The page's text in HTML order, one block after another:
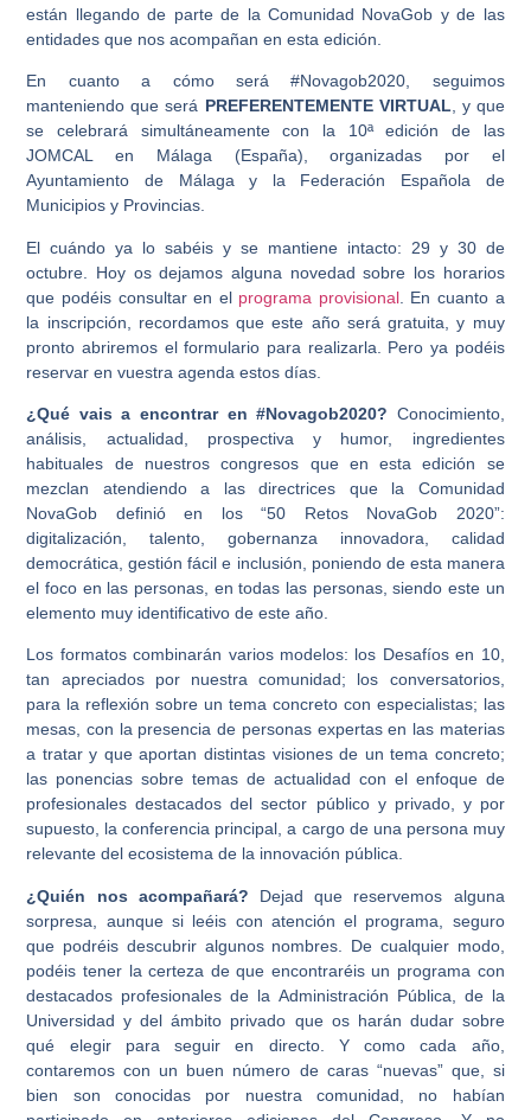
están llegando de parte de la Comunidad NovaGob y de las
entidades que nos acompañan en esta edición.
En cuanto a cómo será #Novagob2020, seguimos
manteniendo que será PREFERENTEMENTE VIRTUAL, y que
se celebrará simultáneamente con la 10ª edición de las
JOMCAL en Málaga (España), organizadas por el
Ayuntamiento de Málaga y la Federación Española de
Municipios y Provincias.
El cuándo ya lo sabéis y se mantiene intacto: 29 y 30 de
octubre. Hoy os dejamos alguna novedad sobre los horarios
que podéis consultar en el programa provisional. En cuanto a
la inscripción, recordamos que este año será gratuita, y muy
pronto abriremos el formulario para realizarla. Pero ya podéis
reservar en vuestra agenda estos días.
¿Qué vais a encontrar en #Novagob2020? Conocimiento,
análisis, actualidad, prospectiva y humor, ingredientes
habituales de nuestros congresos que en esta edición se
mezclan atendiendo a las directrices que la Comunidad
NovaGob definió en los “50 Retos NovaGob 2020”:
digitalización, talento, gobernanza innovadora, calidad
democrática, gestión fácil e inclusión, poniendo de esta manera
el foco en las personas, en todas las personas, siendo este un
elemento muy identificativo de este año.
Los formatos combinarán varios modelos: los Desafíos en 10,
tan apreciados por nuestra comunidad; los conversatorios,
para la reflexión sobre un tema concreto con especialistas; las
mesas, con la presencia de personas expertas en las materias
a tratar y que aportan distintas visiones de un tema concreto;
las ponencias sobre temas de actualidad con el enfoque de
profesionales destacados del sector público y privado, y por
supuesto, la conferencia principal, a cargo de una persona muy
relevante del ecosistema de la innovación pública.
¿Quién nos acompañará? Dejad que reservemos alguna
sorpresa, aunque si leéis con atención el programa, seguro
que podréis descubrir algunos nombres. De cualquier modo,
podéis tener la certeza de que encontraréis un programa con
destacados profesionales de la Administración Pública, de la
Universidad y del ámbito privado que os harán dudar sobre
qué elegir para seguir en directo. Y como cada año,
contaremos con un buen número de caras “nuevas” que, si
bien son conocidas por nuestra comunidad, no habían